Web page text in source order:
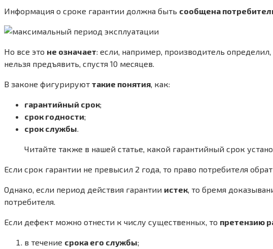
Информация о сроке гарантии должна быть сообщена
Но все это не означает: если, например, производитель
нельзя предъявить, спустя 10 месяцев.
В законе фигурируют такие понятия, как:
гарантийный срок;
срок годности;
срок службы.
Читайте также в нашей статье, какой гарантийный срок
Если срок гарантии не превысил 2 года, то право потребителя
Однако, если период действия гарантии истек, то бремя
потребителя.
Если дефект можно отнести к числу существенных, то претензию
в течение срока его службы;